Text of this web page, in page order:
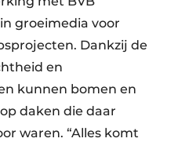
groeimedia voor
Dankzij de
en
kunnen bomen en
daken die daar
waren. “Alles komt